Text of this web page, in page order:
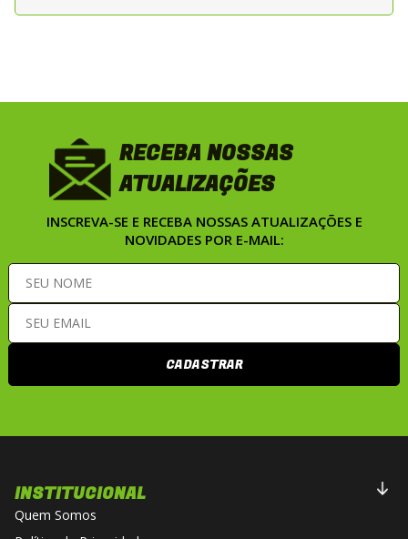
RECEBA NOSSAS
ATUALIZAÇÕES
INSCREVA-SE E RECEBA NOSSAS ATUALIZAÇÕES E
NOVIDADES POR E-MAIL:
CADASTRAR
INSTITUCIONAL
Quem Somos